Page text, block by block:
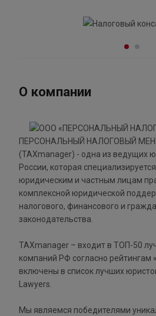
О компании
ПЕРСОНАЛЬНЫЙ НАЛОГОВЫЙ
(TAXmanager) - одна из ведущих
России, которая
юридическим и частным лицам
комплексной юридической
налогового, финансового и
законодательства.
TAXmanager – входит в ТОП-50
компаний РФ согласно рейтингам
включены в список лучших
Lawyers.
Мы являемся победителями